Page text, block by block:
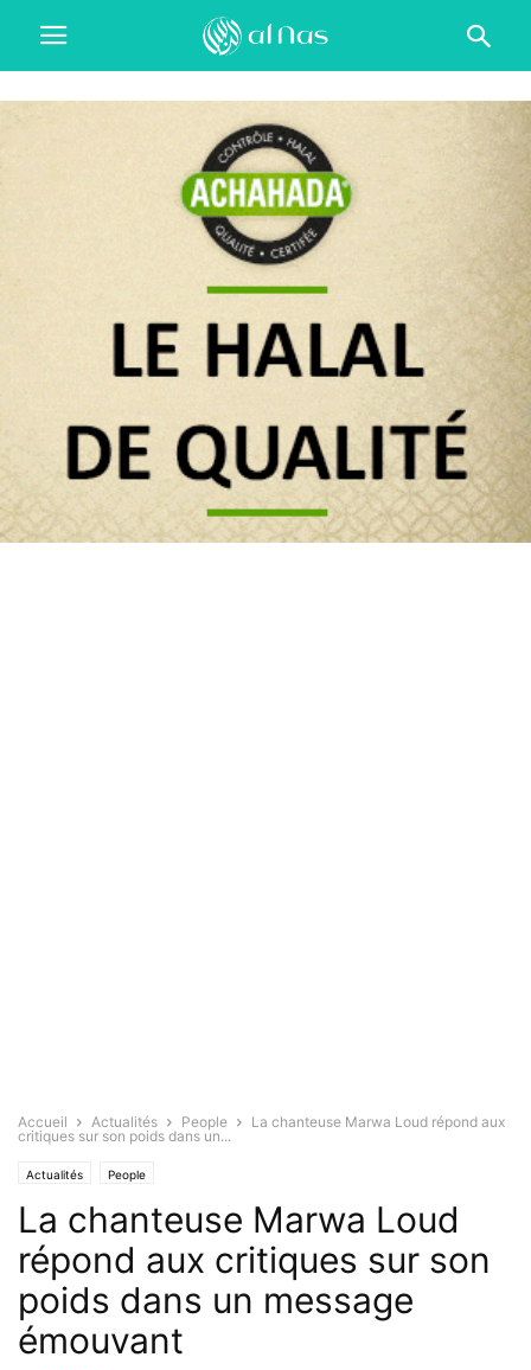
Accueil Actualités People
La chanteuse Marwa Loud répond aux
critiques sur son poids dans un...
Actualités People
La chanteuse Marwa Loud
répond aux critiques sur son
poids dans un message
émouvant